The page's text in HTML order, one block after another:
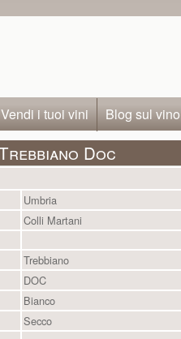
Vendi i tuoi vini Blog sul vino
Doc
Umbria
Colli Martani
Trebbiano
DOC
Bianco
Secco